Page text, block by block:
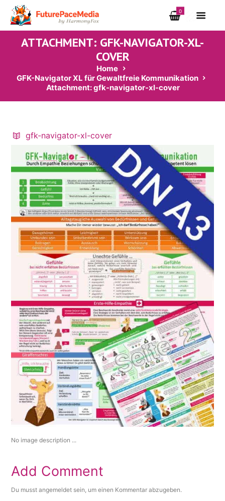
0
ATTACHMENT: GFK-NAVIGATOR-XL-
COVER
Home
GFK-Navigator XL für Gewaltfreie Kommunikation
Attachment: gfk-navigator-xl-cover
gfk-navigator-xl-cover
No image description ...
Add Comment
Du musstangemeldet sein, um einen Kommentar abzugeben.